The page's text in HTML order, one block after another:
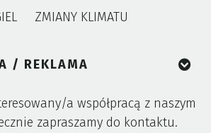
ZMIANY KLIMATU
/ REKLAMA
a współpracą z naszym
zapraszamy do kontaktu.